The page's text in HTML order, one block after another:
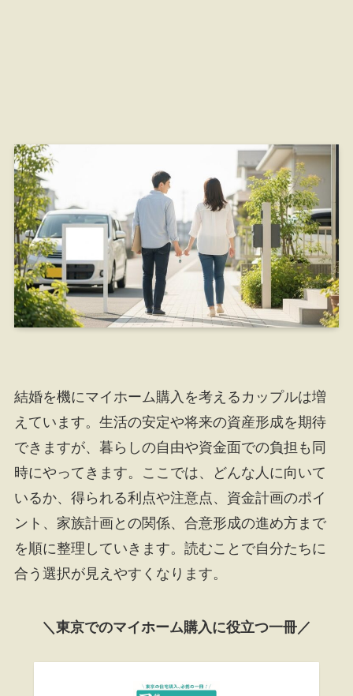
結婚を機にマイホーム購入を考えるカップルは増
えています。生活の安定や将来の資産形成を期待
できますが、暮らしの自由や資金面での負担も同
時にやってきます。ここでは、どんな人に向いて
いるか、得られる利点や注意点、資金計画のポイ
ント、家族計画との関係、合意形成の進め方まで
を順に整理していきます。読むことで自分たちに
合う選択が見えやすくなります。
＼東京でのマイホーム購入に役立つ一冊／